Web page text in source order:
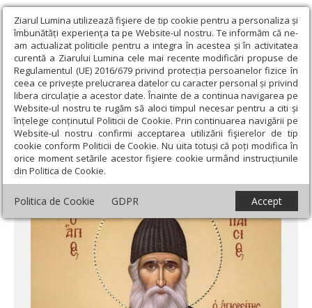
Ziarul Lumina utilizează fişiere de tip cookie pentru a personaliza și
îmbunătăți experiența ta pe Website-ul nostru. Te informăm că ne-
am actualizat politicile pentru a integra în acestea și în activitatea
curentă a Ziarului Lumina cele mai recente modificări propuse de
Regulamentul (UE) 2016/679 privind protecția persoanelor fizice în
ceea ce privește prelucrarea datelor cu caracter personal și privind
libera circulație a acestor date. Înainte de a continua navigarea pe
Website-ul nostru te rugăm să aloci timpul necesar pentru a citi și
înțelege conținutul Politicii de Cookie. Prin continuarea navigării pe
Website-ul nostru confirmi acceptarea utilizării fişierelor de tip
cookie conform Politicii de Cookie. Nu uita totuși că poți modifica în
orice moment setările acestor fişiere cookie urmând instrucțiunile
din Politica de Cookie.
Politica de Cookie GDPR Accept
Ziarul Lumina › Actualitate religioasă › An omagial › Au nevoie
copiii de reguli?
Au nevoie copiii de reguli?